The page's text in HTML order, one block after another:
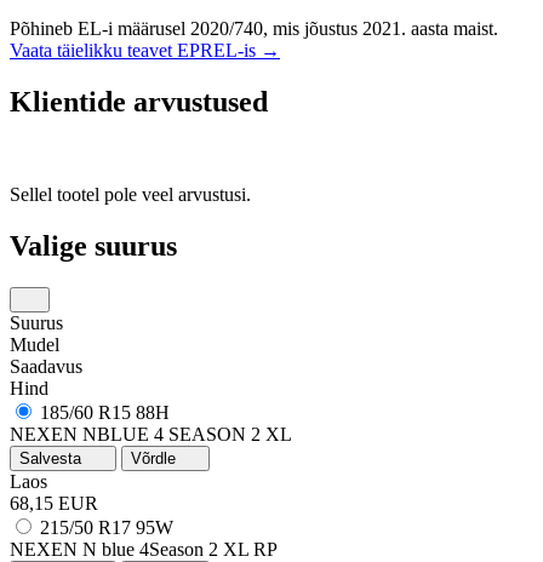
Põhineb EL-i määrusel 2020/740, mis jõustus 2021. aasta maist.
Vaata täielikku teavet EPREL-is →
Klientide arvustused
Sellel tootel pole veel arvustusi.
Valige suurus
Suurus
Mudel
Saadavus
Hind
185/60 R15 88H
NEXEN NBLUE 4 SEASON 2 XL
Salvesta Võrdle
Laos
68,15 EUR
215/50 R17 95W
NEXEN N blue 4Season 2 XL RP